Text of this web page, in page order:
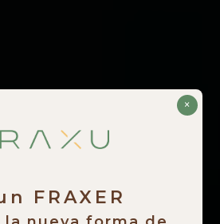
×
FRAXER